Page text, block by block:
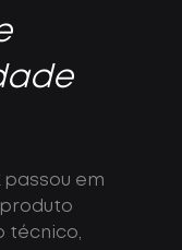
passou em
técnico,